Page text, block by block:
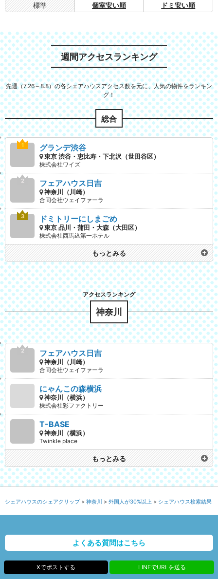
標準 個室安い順 ドミ安い順
週間アクセスランキング
先週（7.26～8.8）の各シェアハウスアクセス数を元に、人気の物件をランキン
グ！
総合
グランデ渋谷
東京 渋谷・恵比寿・下北沢（世田谷区）
株式会社ワイズ
フェアハウス日吉
神奈川（川崎）
合同会社ウェイファーラ
ドミトリーにしまごめ
東京 品川・蒲田・大森（大田区）
株式会社西馬込第一ホテル
もっとみる
神奈川
フェアハウス日吉
神奈川（川崎）
合同会社ウェイファーラ
にゃんこの森横浜
神奈川（横浜）
株式会社彩ファクトリー
T-BASE
神奈川（横浜）
Twinkle place
もっとみる
シェアハウスのシェアクリップ 神奈川 外国人が30%以上 シェアハウス検索結果
よくある質問はこちら
Xでポストする LINEでURLを送る